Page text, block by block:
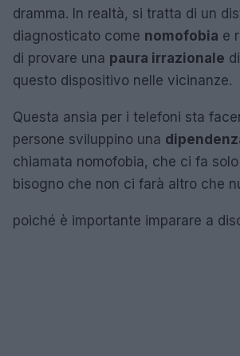
dramma. In realtà, si tratta di un
diagnosticato come nomofobia e
di provare una paura irrazionale
questo dispositivo nelle vicinanze.
Questa ansia per i telefoni sta
persone sviluppino una
chiamata nomofobia, che ci fa
bisogno che non ci farà altro che
poiché è importante imparare a